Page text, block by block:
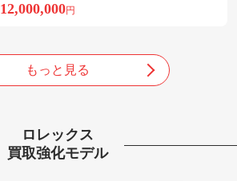
12,000,000円
もっと見る
ロレックス
買取強化モデル